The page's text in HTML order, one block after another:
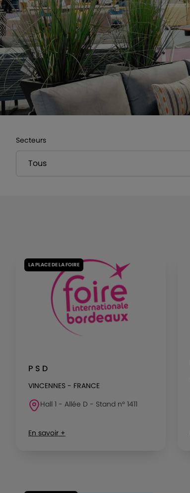
Secteurs
LA PLACE DE LA FOIRE
P S D
VINCENNES - FRANCE
Hall 1 - Allée D - Stand n° 1411
En savoir +